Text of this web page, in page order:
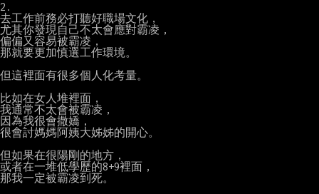
2.
去工作前務必打聽好職場文化，
尤其你發現自己不太會應對霸凌，
偏偏又容易被霸凌，
那就要更加慎選工作環境。
但這裡面有很多個人化考量。
比如在女人堆裡面，
我通常不太會被霸凌，
因為我很會撒嬌，
很會討媽媽阿姨大姊姊的開心。
但如果在很陽剛的地方，
或者在一堆低學歷的8+9裡面，
那我一定被霸凌到死。